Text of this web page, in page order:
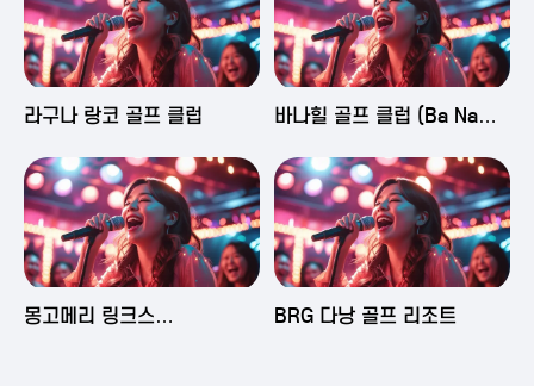
2025-06-03 15:05
라구나 랑코 골프 클럽 2025-06-03 14:58
바나힐 골프 클럽 (Ba Na
2025-06-03 14:50
몽고메리 링크스
2025-06-02 23:29
BRG 다낭 골프 리조트